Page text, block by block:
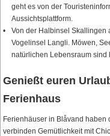
geht es von der
Aussichtsplattform.
Von der Halbinsel Skallingen
Vogelinsel Langli. Möwen,
natürlichen Lebensraum sind
Genießt euren
Ferienhaus
Ferienhäuser in Blåvand haben
verbinden Gemütlichkeit mit